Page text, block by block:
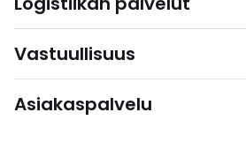
Vastuullisuus
Asiakaspalvelu